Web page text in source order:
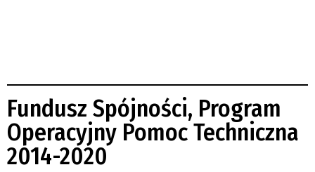
Fundusz Spójności, Program
Operacyjny Pomoc Techniczna
2014-2020